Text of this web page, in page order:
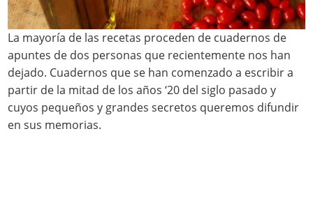
La mayoría de las recetas proceden de cuadernos de
apuntes de dos personas que recientemente nos han
dejado. Cuadernos que se han comenzado a escribir a
partir de la mitad de los años ‘20 del siglo pasado y
cuyos pequeños y grandes secretos queremos difundir
en sus memorias.